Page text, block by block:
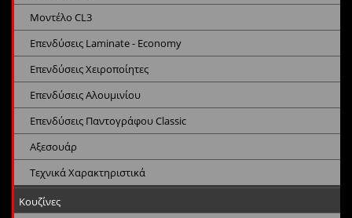
Μοντέλο CL3
Επενδύσεις Laminate - Economy
Επενδύσεις Χειροποίητες
Επενδύσεις Αλουμινίου
Επενδύσεις Παντογράφου Classic
Αξεσουάρ
Τεχνικά Χαρακτηριστικά
Κουζίνες